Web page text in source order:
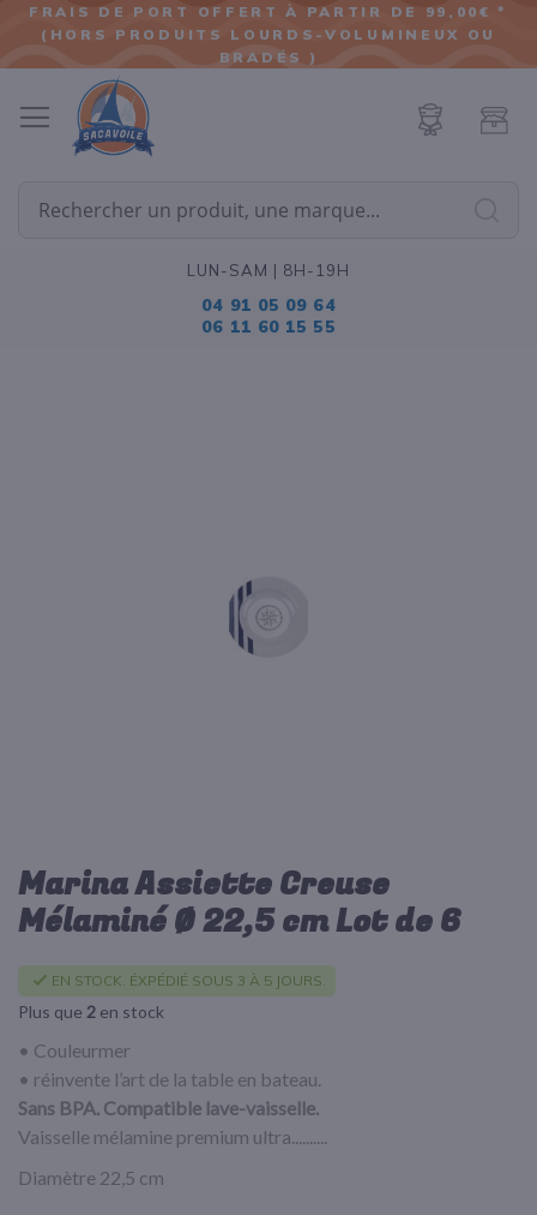
ALLER
AU
FRAIS DE PORT OFFERT À PARTIR DE 99,00€ *
(HORS PRODUITS LOURDS-VOLUMINEUX OU
BRADÉS )
LUN-SAM | 8H-19H
04 91 05 09 64
06 11 60 15 55
Passer
au
début
la
Galerie
d’images
Marina Assiette Creuse
Mélaminé Ø 22,5 cm Lot de 6
EN STOCK. ÉXPÉDIÉ SOUS 3 À 5 JOURS.
Plus que 2 en stock
• Couleurmer
• réinvente l’art de la table en bateau.
​​​​​​​Sans BPA. Compatible lave-vaisselle.
Vaisselle mélamine premium ultra..........
Diamètre 22,5 cm